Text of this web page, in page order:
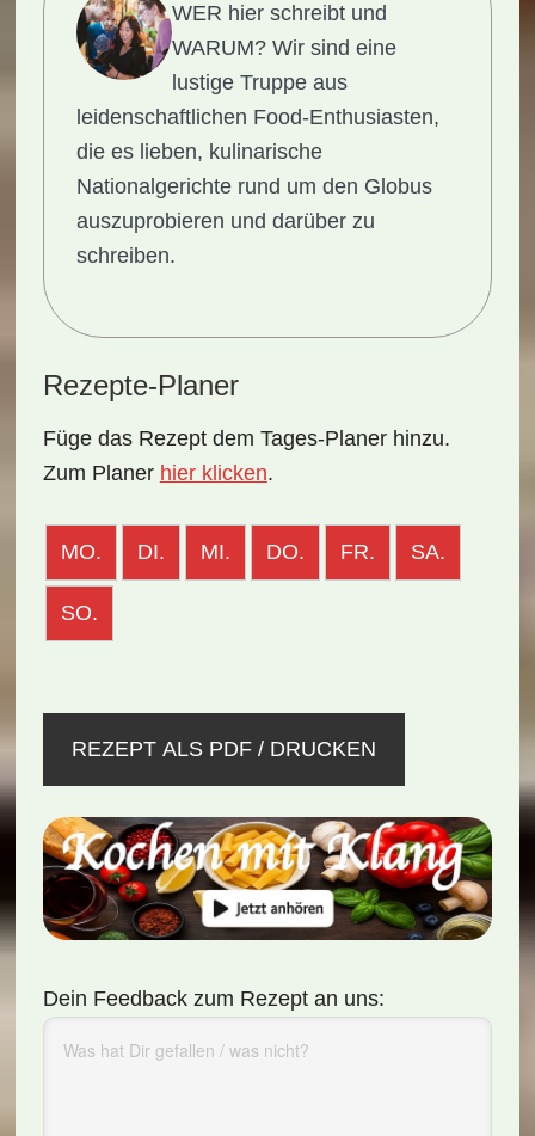
WER hier schreibt und
WARUM?Wir sind eine
lustige Truppe aus
leidenschaftlichen Food-Enthusiasten,
die es lieben, kulinarische
Nationalgerichte rund um den Globus
auszuprobieren und darüber zu
schreiben.
Rezepte-Planer
Füge das Rezept dem Tages-Planer hinzu.
Zum Planer hier klicken.
MO. DI. MI. DO. FR. SA.
SO.
REZEPT ALS PDF / DRUCKEN
Dein Feedback zum Rezept an uns: